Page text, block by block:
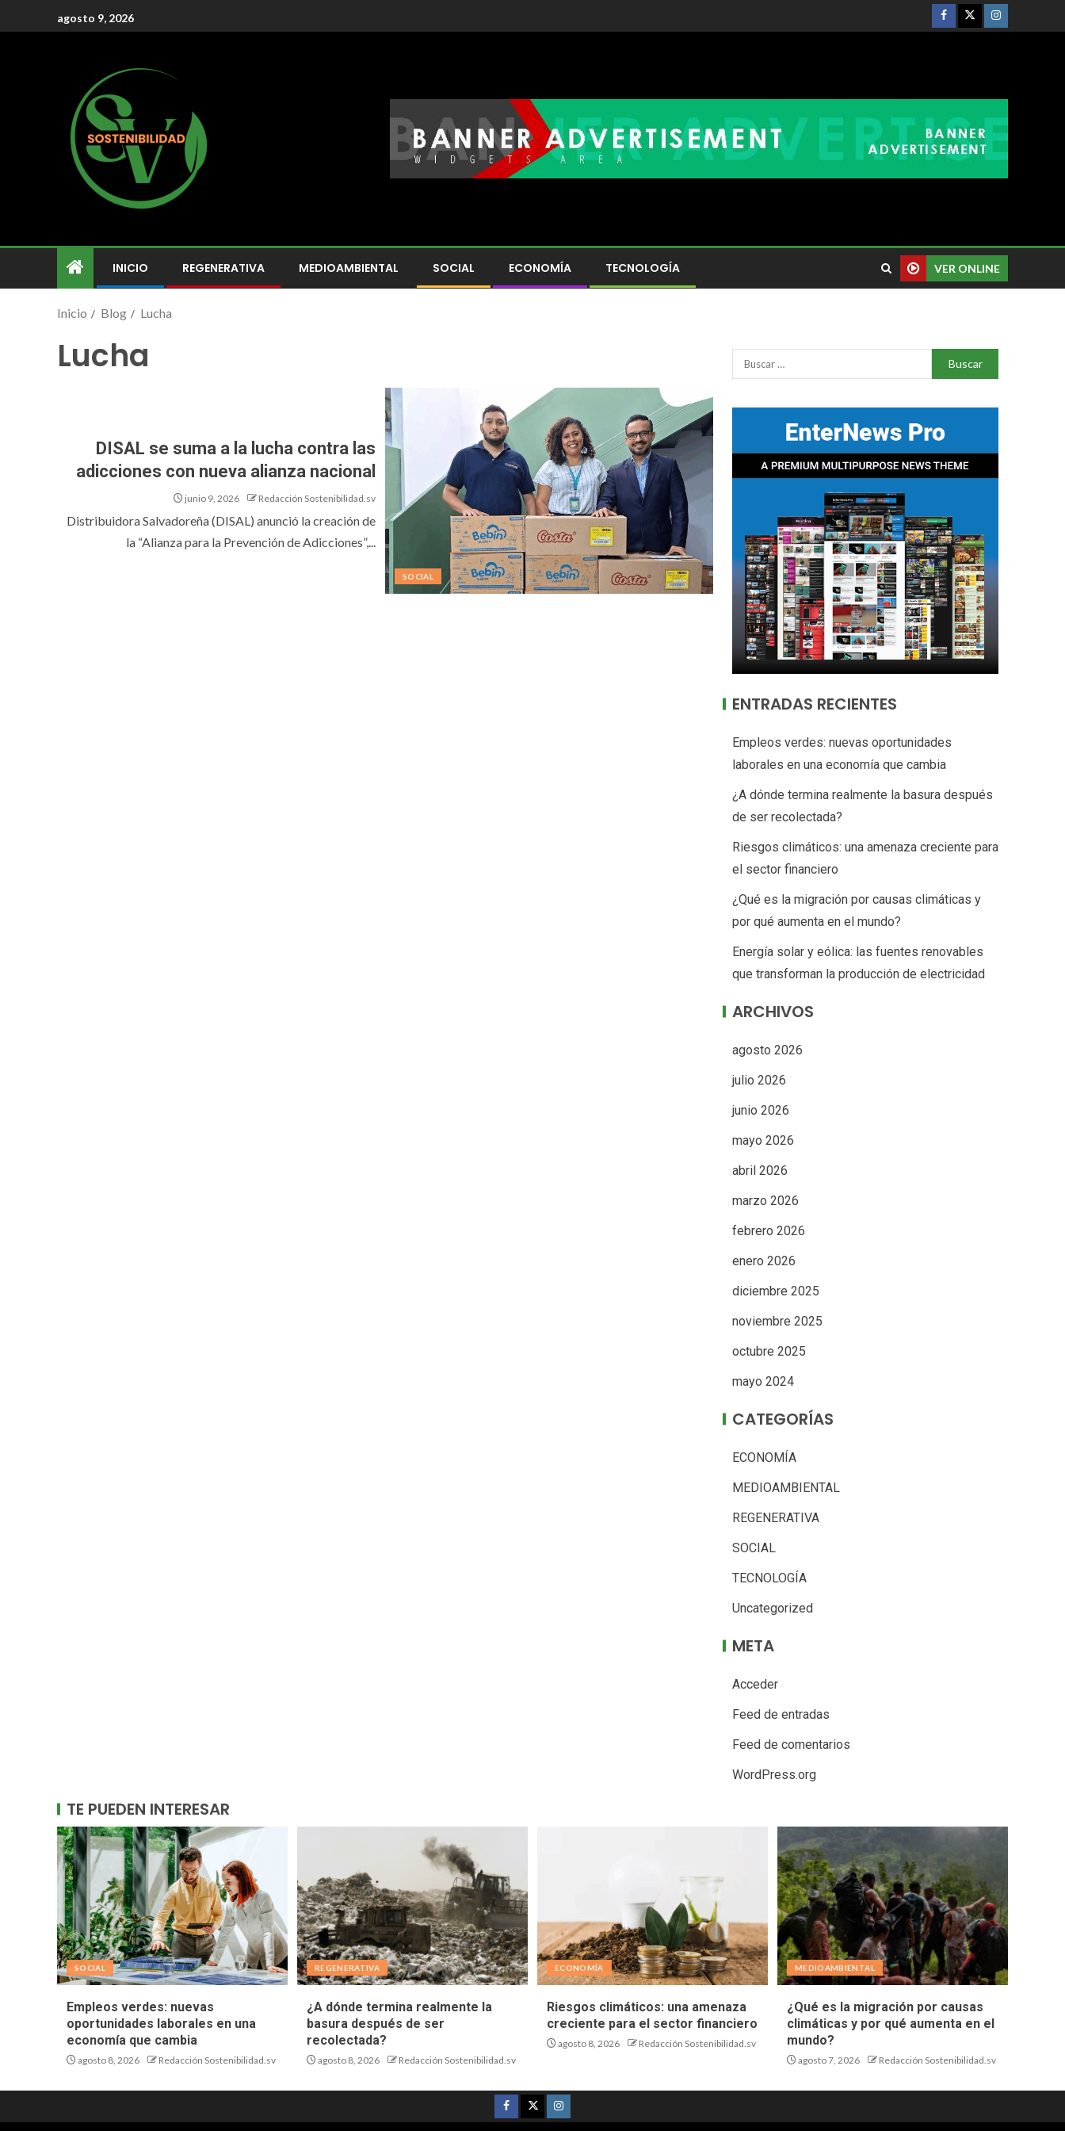
agosto 9, 2026
INICIO REGENERATIVA MEDIOAMBIENTAL SOCIAL ECONOMÍA TECNOLOGÍA VER ONLINE
Inicio Blog Lucha
Lucha
SOCIAL
DISAL se suma a la lucha contra las
adicciones con nueva alianza nacional
junio 9, 2026 Redacción Sostenibilidad.sv
Distribuidora Salvadoreña (DISAL) anunció la creación de
la “Alianza para la Prevención de Adicciones”,...
ENTRADAS RECIENTES
Empleos verdes: nuevas oportunidades
laborales en una economía que cambia
¿A dónde termina realmente la basura después
de ser recolectada?
Riesgos climáticos: una amenaza creciente para
el sector financiero
¿Qué es la migración por causas climáticas y
por qué aumenta en el mundo?
Energía solar y eólica: las fuentes renovables
que transforman la producción de electricidad
ARCHIVOS
agosto 2026
julio 2026
junio 2026
mayo 2026
abril 2026
marzo 2026
febrero 2026
enero 2026
diciembre 2025
noviembre 2025
octubre 2025
mayo 2024
CATEGORÍAS
ECONOMÍA
MEDIOAMBIENTAL
REGENERATIVA
SOCIAL
TECNOLOGÍA
Uncategorized
META
Acceder
Feed de entradas
Feed de comentarios
WordPress.org
TE PUEDEN INTERESAR
SOCIAL
Empleos verdes: nuevas
oportunidades laborales en una
economía que cambia
agosto 8, 2026 Redacción Sostenibilidad.sv
REGENERATIVA
¿A dónde termina realmente la
basura después de ser
recolectada?
agosto 8, 2026 Redacción Sostenibilidad.sv
ECONOMÍA
Riesgos climáticos: una amenaza
creciente para el sector financiero
agosto 8, 2026 Redacción Sostenibilidad.sv
MEDIOAMBIENTAL
¿Qué es la migración por causas
climáticas y por qué aumenta en el
mundo?
agosto 7, 2026 Redacción Sostenibilidad.sv